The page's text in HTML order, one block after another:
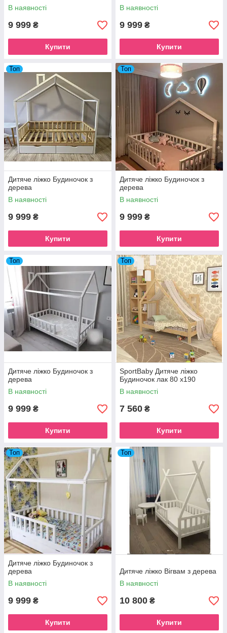
В наявності
9 999 ₴
Купити
В наявності
9 999 ₴
Купити
Топ
Дитяче ліжко Будиночок з
дерева
В наявності
9 999 ₴
Купити
Топ
Дитяче ліжко Будиночок з
дерева
В наявності
9 999 ₴
Купити
Топ
Дитяче ліжко Будиночок з
дерева
В наявності
9 999 ₴
Купити
Топ
SportBaby Дитяче ліжко
Будиночок лак 80 х190
В наявності
7 560 ₴
Купити
Топ
Дитяче ліжко Будиночок з
дерева
В наявності
9 999 ₴
Купити
Топ
Дитяче ліжко Вігвам з дерева
В наявності
10 800 ₴
Купити